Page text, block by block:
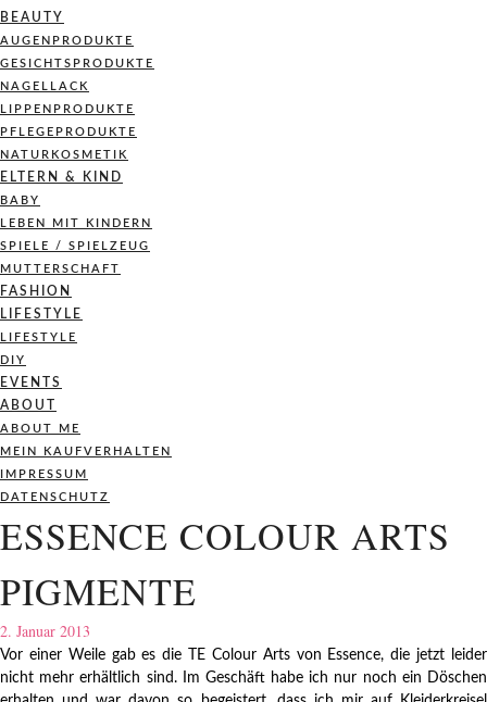
BEAUTY
AUGENPRODUKTE
GESICHTSPRODUKTE
NAGELLACK
LIPPENPRODUKTE
PFLEGEPRODUKTE
NATURKOSMETIK
ELTERN & KIND
BABY
LEBEN MIT KINDERN
SPIELE / SPIELZEUG
MUTTERSCHAFT
FASHION
LIFESTYLE
LIFESTYLE
DIY
EVENTS
ABOUT
ABOUT ME
MEIN KAUFVERHALTEN
IMPRESSUM
DATENSCHUTZ
ESSENCE COLOUR ARTS
PIGMENTE
2. Januar 2013
Vor einer Weile gab es die TE Colour Arts von Essence, die jetzt leider
nicht mehr erhältlich sind. Im Geschäft habe ich nur noch ein Döschen